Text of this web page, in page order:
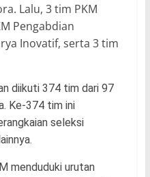
Lalu, 3 tim PKM
Pengabdian
Inovatif, serta 3 tim
diikuti 374 tim dari 97
Ke-374 tim ini
seleksi
menduduki urutan